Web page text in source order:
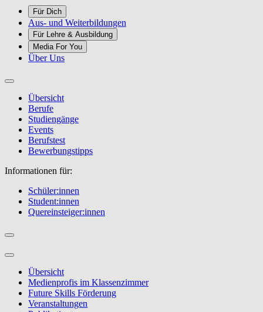
Für Dich
Aus- und Weiterbildungen
Für Lehre & Ausbildung
Media For You
Über Uns
Übersicht
Berufe
Studiengänge
Events
Berufstest
Bewerbungstipps
Informationen für:
Schüler:innen
Student:innen
Quereinsteiger:innen
Übersicht
Medienprofis im Klassenzimmer
Future Skills Förderung
Veranstaltungen